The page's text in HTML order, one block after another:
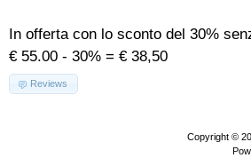
In offerta con lo sconto del 30%
€ 55.00 - 30% = € 38,50
Reviews
Copyright ©